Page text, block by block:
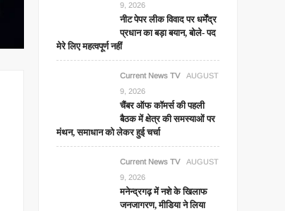
9, 2026
नीट पेपर लीक विवाद पर धर्मेंद्र
प्रधान का बड़ा बयान, बोले- पद
मेरे लिए महत्वपूर्ण नहीं
Current News TV
AUGUST
9, 2026
चैंबर ऑफ कॉमर्स की पहली
बैठक में क्षेत्र की समस्याओं पर
मंथन, समाधान को लेकर हुई चर्चा
Current News TV
AUGUST
9, 2026
मनेन्द्रगढ़ में नशे के खिलाफ
जनजागरण, मीडिया ने लिया